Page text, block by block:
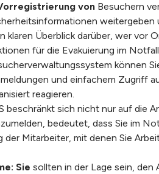
von Besuchern
weitergeben
klaren Überblick darüber, wer vor
für die Evakuierung im
können
und einfachem Zugriff
reagieren.
beschränkt sich nicht nur auf die
bedeutet, dass Sie im
Mitarbeiter, mit denen Sie
Sie sollten in der Lage sein, den